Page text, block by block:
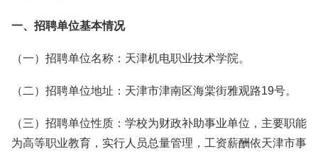
一、招聘单位基本情况
（一）招聘单位名称：天津机电职业技术学院。
（二）招聘单位地址：天津市津南区海棠街雅观路19号。
（三）招聘单位性质：学校为财政补助事业单位，主要职能
为高等职业教育，实行人员总量管理，工资薪酬依天津市事